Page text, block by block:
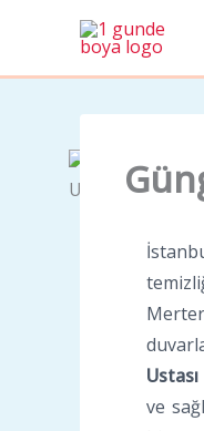
Ustası
ve